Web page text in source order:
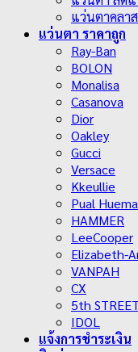
แว่นตาคลา
แว่นตา ราคาถูก
Ray-Ban
BOLON
Monalisa
Casanova
Dior
Oakley
Gucci
Versace
Kkeullie
Pual
HAMMER
LeeCooper
Elizabeth-
VANPAH
CX
5th STREET
IDOL
แจ้งการชำระเงิน